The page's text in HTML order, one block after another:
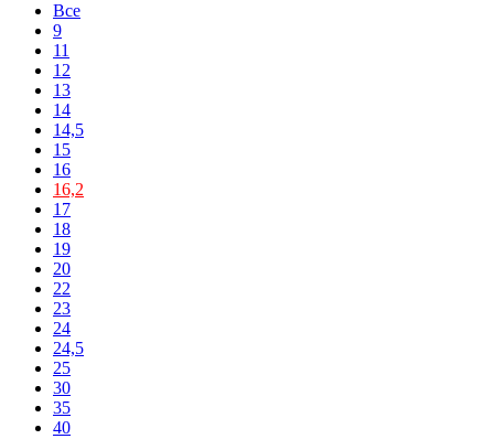
Все
9
11
12
13
14
14,5
15
16
16,2
17
18
19
20
22
23
24
24,5
25
30
35
40